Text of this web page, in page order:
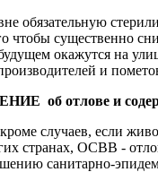
обязательную
чтобы существенно
окажутся на
и
об отлове и
случаев, если
странах, ОСВВ -
санитарно-